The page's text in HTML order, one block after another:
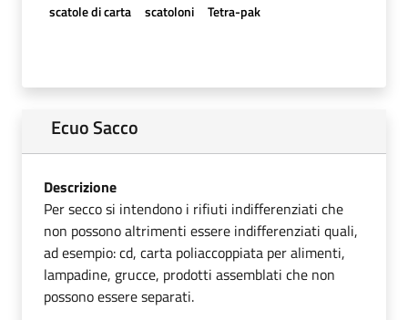
scatole di carta
scatoloni Tetra-pak
Ecuo Sacco
Descrizione
Per secco si intendono i rifiuti indifferenziati che
non possono altrimenti essere indifferenziati quali,
ad esempio: cd, carta poliaccoppiata per alimenti,
lampadine, grucce, prodotti assemblati che non
possono essere separati.